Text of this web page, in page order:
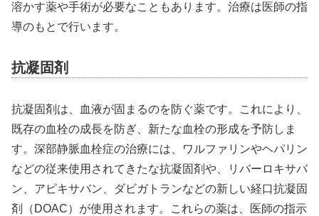
溶かす薬や手術が必要なこともあります。治療は医師の指
導のもとで行います。
抗凝固剤
抗凝固剤は、血液が固まるのを防ぐ薬です。これにより、
既存の血栓の成長を防ぎ、新たな血栓の形成を予防しま
す。深部静脈血栓症の治療には、ワルファリンやヘパリン
などの従来使用されてきたな抗凝固剤や、リバーロキサバ
ン、アピキサバン、ダビガトランなどの新しい経口抗凝固
剤（DOAC）が使用されます。これらの薬は、医師の指示